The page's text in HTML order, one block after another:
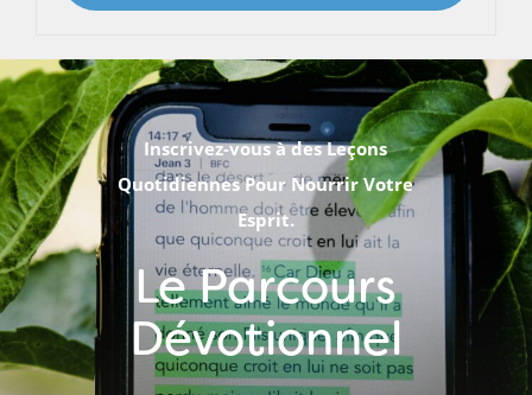
Inscrivez-vous à des Leçons
Quotidiennes Pour Nourrir Votre
Esprit.
Le Parcours
Dévotionnel